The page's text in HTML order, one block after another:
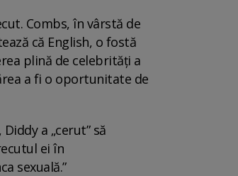
Combs, în vârstă de
că English, o fostă
plină de celebrități a
a fi o oportunitate de
a „cerut” să
ei în
sexuală.”